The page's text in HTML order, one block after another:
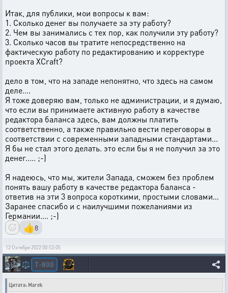
Итак, для публики, мои вопросы к вам:
1. Сколько денег вы получаете за эту работу?
2. Чем вы занимались с тех пор, как получили эту работу?
3. Сколько часов вы тратите непосредственно на
фактическую работу по редактированию и корректуре
проекта XCraft?
дело в том, что на западе непонятно, что здесь на самом
деле....
Я тоже доверяю вам, только не администрации, и я думаю,
что если вы принимаете активную работу в качестве
редактора баланса здесь, вам должны платить
соответственно, а также правильно вести переговоры в
соответствии с современными западными стандартами...
Я бы не стал этого делать. это если бы я не получил за это
денег..... ;-)
Я надеюсь, что мы, жители Запада, сможем без проблем
понять вашу работу в качестве редактора баланса -
ответив на эти 3 вопроса короткими, простыми словами...
Заранее спасибо и с наилучшими пожеланиями из
Германии.... ;-)
👍8
12 Октября 2022 00:53:05
⚖️ T-800
Цитата: Marek